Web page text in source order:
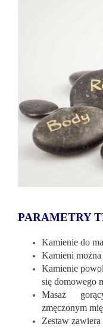
PARAMETRY
Kamienie do
Kamieni
Kamienie
się domowego
Masaż
zmęczonym
Zestaw